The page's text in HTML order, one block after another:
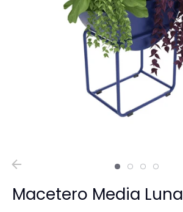
Macetero Media Luna